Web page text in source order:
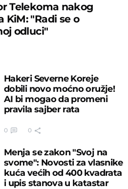
Telekoma nakog
KiM: "Radi se o
odluci"
Hakeri Severne Koreje
dobili novo moćno oružje!
AI bi mogao da promeni
pravila sajber rata
0 0
Menja se zakon "Svoj na
svome": Novosti za vlasnike
kuća većih od 400 kvadrata
i upis stanova u katastar